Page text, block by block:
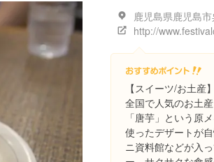
http://
【スイーツ/お土産】
全国で人気のお土
「唐芋」という原
使ったデザートが
ニ資料館などが入